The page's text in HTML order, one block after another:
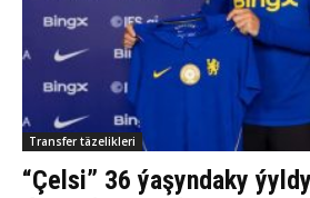
Transfer täzelikleri
“Çelsi” 36 ýaşyndaky